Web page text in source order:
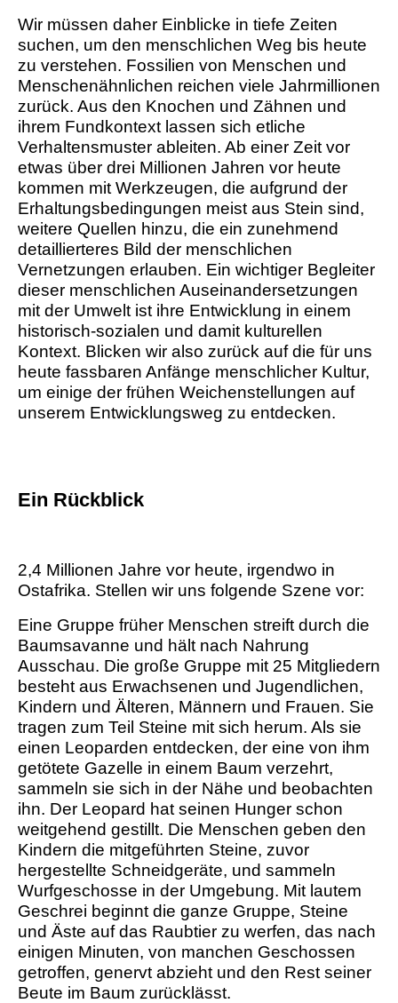
Wir müssen daher Einblicke in tiefe Zeiten
suchen, um den menschlichen Weg bis heute
zu verstehen. Fossilien von Menschen und
Menschenähnlichen reichen viele Jahrmillionen
zurück. Aus den Knochen und Zähnen und
ihrem Fundkontext lassen sich etliche
Verhaltensmuster ableiten. Ab einer Zeit vor
etwas über drei Millionen Jahren vor heute
kommen mit Werkzeugen, die aufgrund der
Erhaltungsbedingungen meist aus Stein sind,
weitere Quellen hinzu, die ein zunehmend
detaillierteres Bild der menschlichen
Vernetzungen erlauben. Ein wichtiger Begleiter
dieser menschlichen Auseinandersetzungen
mit der Umwelt ist ihre Entwicklung in einem
historisch-sozialen und damit kulturellen
Kontext. Blicken wir also zurück auf die für uns
heute fassbaren Anfänge menschlicher Kultur,
um einige der frühen Weichenstellungen auf
unserem Entwicklungsweg zu entdecken.
Ein Rückblick
2,4 Millionen Jahre vor heute, irgendwo in
Ostafrika. Stellen wir uns folgende Szene vor:
Eine Gruppe früher Menschen streift durch die
Baumsavanne und hält nach Nahrung
Ausschau. Die große Gruppe mit 25 Mitgliedern
besteht aus Erwachsenen und Jugendlichen,
Kindern und Älteren, Männern und Frauen. Sie
tragen zum Teil Steine mit sich herum. Als sie
einen Leoparden entdecken, der eine von ihm
getötete Gazelle in einem Baum verzehrt,
sammeln sie sich in der Nähe und beobachten
ihn. Der Leopard hat seinen Hunger schon
weitgehend gestillt. Die Menschen geben den
Kindern die mitgeführten Steine, zuvor
hergestellte Schneidgeräte, und sammeln
Wurfgeschosse in der Umgebung. Mit lautem
Geschrei beginnt die ganze Gruppe, Steine
und Äste auf das Raubtier zu werfen, das nach
einigen Minuten, von manchen Geschossen
getroffen, genervt abzieht und den Rest seiner
Beute im Baum zurücklässt.